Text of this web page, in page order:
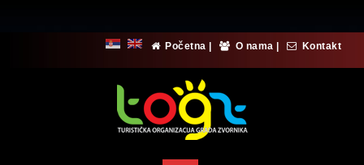
Početna O nama Kontakt